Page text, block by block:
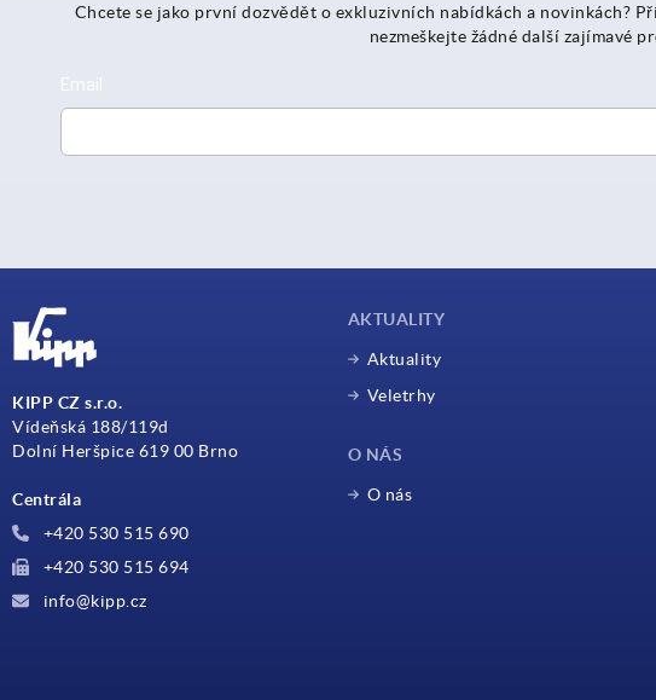
Chcete se jako první dozvědět o exkluzivních nabídkách a novinkách?
nezmeškejte žádné další zajímavé
KIPP CZ s.r.o.
Vídeňská 188/119d
Dolní Heršpice 619 00 Brno
Centrála
+420 530 515 690
+420 530 515 694
info@kipp.cz
AKTUALITY
Aktuality
Veletrhy
O NÁS
O nás